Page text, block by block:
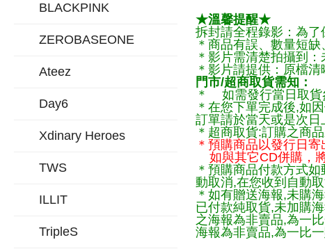
BLACKPINK
ZEROBASEONE
Ateez
Day6
Xdinary Heroes
TWS
ILLIT
TripleS
★溫馨提醒★
拆封請全程錄影：為了
＊商品有誤、數量短
＊影片需清楚拍攝到
＊影片請提供：原檔
門市/超商取貨需知：
＊ 如需發行當日取貨
＊在您下單完成後,如
訂單請於當天或是次
＊超商取貨:訂購之商
＊預購商品以發行日
如與其它CD併購，
＊預購商品付款方式
動取消,在您收到自動
＊如有贈送海報,未購
已付款純取貨,未加購
之海報為非賣品,為一
海報為非賣品,為一比